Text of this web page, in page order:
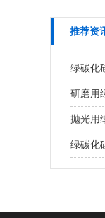
推荐资
绿碳化
研磨用
抛光用
绿碳化